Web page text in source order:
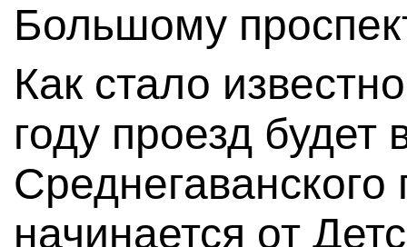
Большому
Как стало
году проезд будет
начинается от